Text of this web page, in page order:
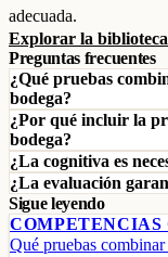
adecuada.
Explorar la biblioteca
Preguntas frecuentes
¿Qué pruebas
bodega?
¿Por qué incluir la
bodega?
¿La cognitiva es
¿La evaluación
Sigue leyendo
Qué pruebas